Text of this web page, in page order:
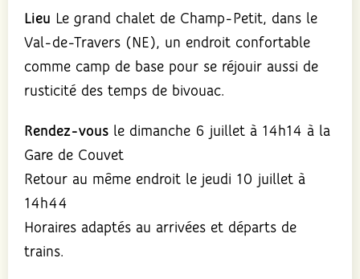
Lieu Le grand chalet de Champ-Petit, dans le
Val-de-Travers (NE), un endroit confortable
comme camp de base pour se réjouir aussi de
rusticité des temps de bivouac.
Rendez-vous le dimanche 6 juillet à 14h14 à la
Gare de Couvet
Retour au même endroit le jeudi 10 juillet à
14h44
Horaires adaptés au arrivées et départs de
trains.